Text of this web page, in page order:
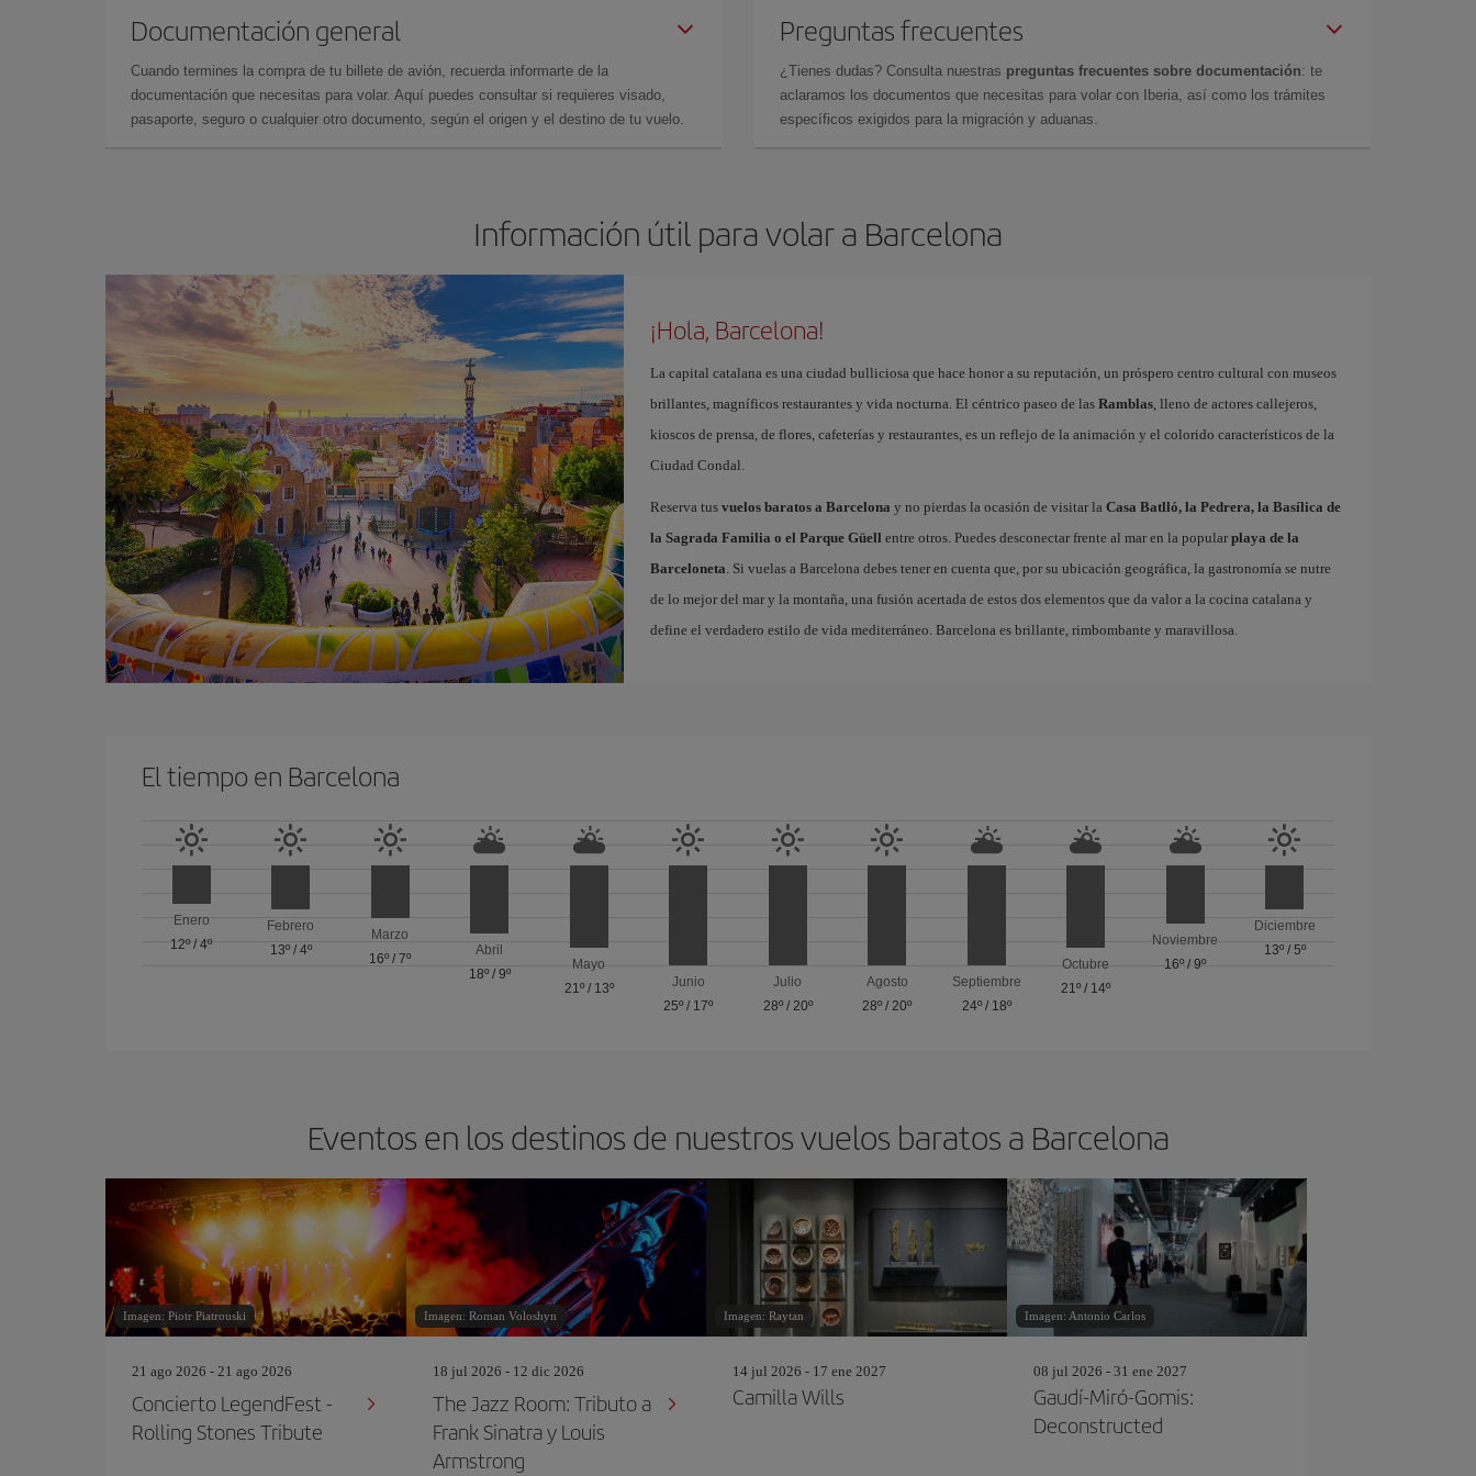
Documentación general
Cuando termines la compra de tu billete de avión, recuerda informarte de la
documentación que necesitas para volar. Aquí puedes consultar si requieres visado,
pasaporte, seguro o cualquier otro documento, según el origen y el destino de tu vuelo.
Preguntas frecuentes
¿Tienes dudas? Consulta nuestras preguntas frecuentes sobre documentación: te
aclaramos los documentos que necesitas para volar con Iberia, así como los trámites
específicos exigidos para la migración y aduanas.
Información útil para volar a Barcelona
¡Hola, Barcelona!
La capital catalana es una ciudad bulliciosa que hace honor a su reputación, un próspero centro cultural con museos
brillantes, magníficos restaurantes y vida nocturna. El céntrico paseo de las Ramblas, lleno de actores callejeros,
kioscos de prensa, de flores, cafeterías y restaurantes, es un reflejo de la animación y el colorido característicos de la
Ciudad Condal.
Reserva tus vuelos baratos a Barcelona y no pierdas la ocasión de visitar la Casa Batlló, la Pedrera, la Basílica de
la Sagrada Familia o el Parque Güell entre otros. Puedes desconectar frente al mar en la popular playa de la
Barceloneta. Si vuelas a Barcelona debes tener en cuenta que, por su ubicación geográfica, la gastronomía se nutre
de lo mejor del mar y la montaña, una fusión acertada de estos dos elementos que da valor a la cocina catalana y
define el verdadero estilo de vida mediterráneo. Barcelona es brillante, rimbombante y maravillosa.
El tiempo en Barcelona
Enero
12º/4º
Febrero
13º/ 4º
Marzo
16º /7º
Abril
18º/ 9º
Mayo
21º/ 13º
Junio
25º / 17º
Julio
28º/ 20º
Agosto
28º /20º
Septiembre
24º/ 18º
Octubre
21º / 14º
Noviembre
16º /9º
Diciembre
13º/ 5º
Eventos en los destinos de nuestros vuelos baratos a Barcelona
Imagen: Piotr Piatrouski
21 ago 2026 - 21 ago 2026
Concierto LegendFest -
Rolling Stones Tribute
Imagen: Roman Voloshyn
18 jul 2026 - 12 dic 2026
The Jazz Room: Tributo a
Frank Sinatra y Louis
Armstrong
Imagen: Raytan
14 jul 2026 - 17 ene 2027
Camilla Wills
Imagen: Antonio Carlos
08 jul 2026 - 31 ene 2027
Gaudí-Miró-Gomis:
Deconstructed